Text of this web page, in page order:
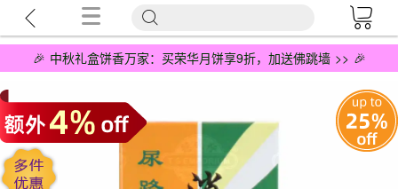
🎉 中秋礼盒饼香万家：买荣华月饼享9折，加送佛跳墙 >> 🎉